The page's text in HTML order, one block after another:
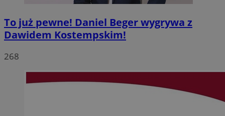
To już pewne! Daniel Beger wygrywa z
Dawidem Kostempskim!
268